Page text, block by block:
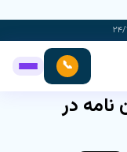
📞
نامه در